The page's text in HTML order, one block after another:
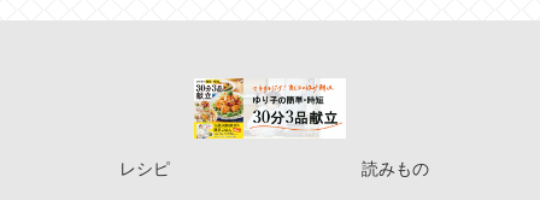
レシピ 読みもの